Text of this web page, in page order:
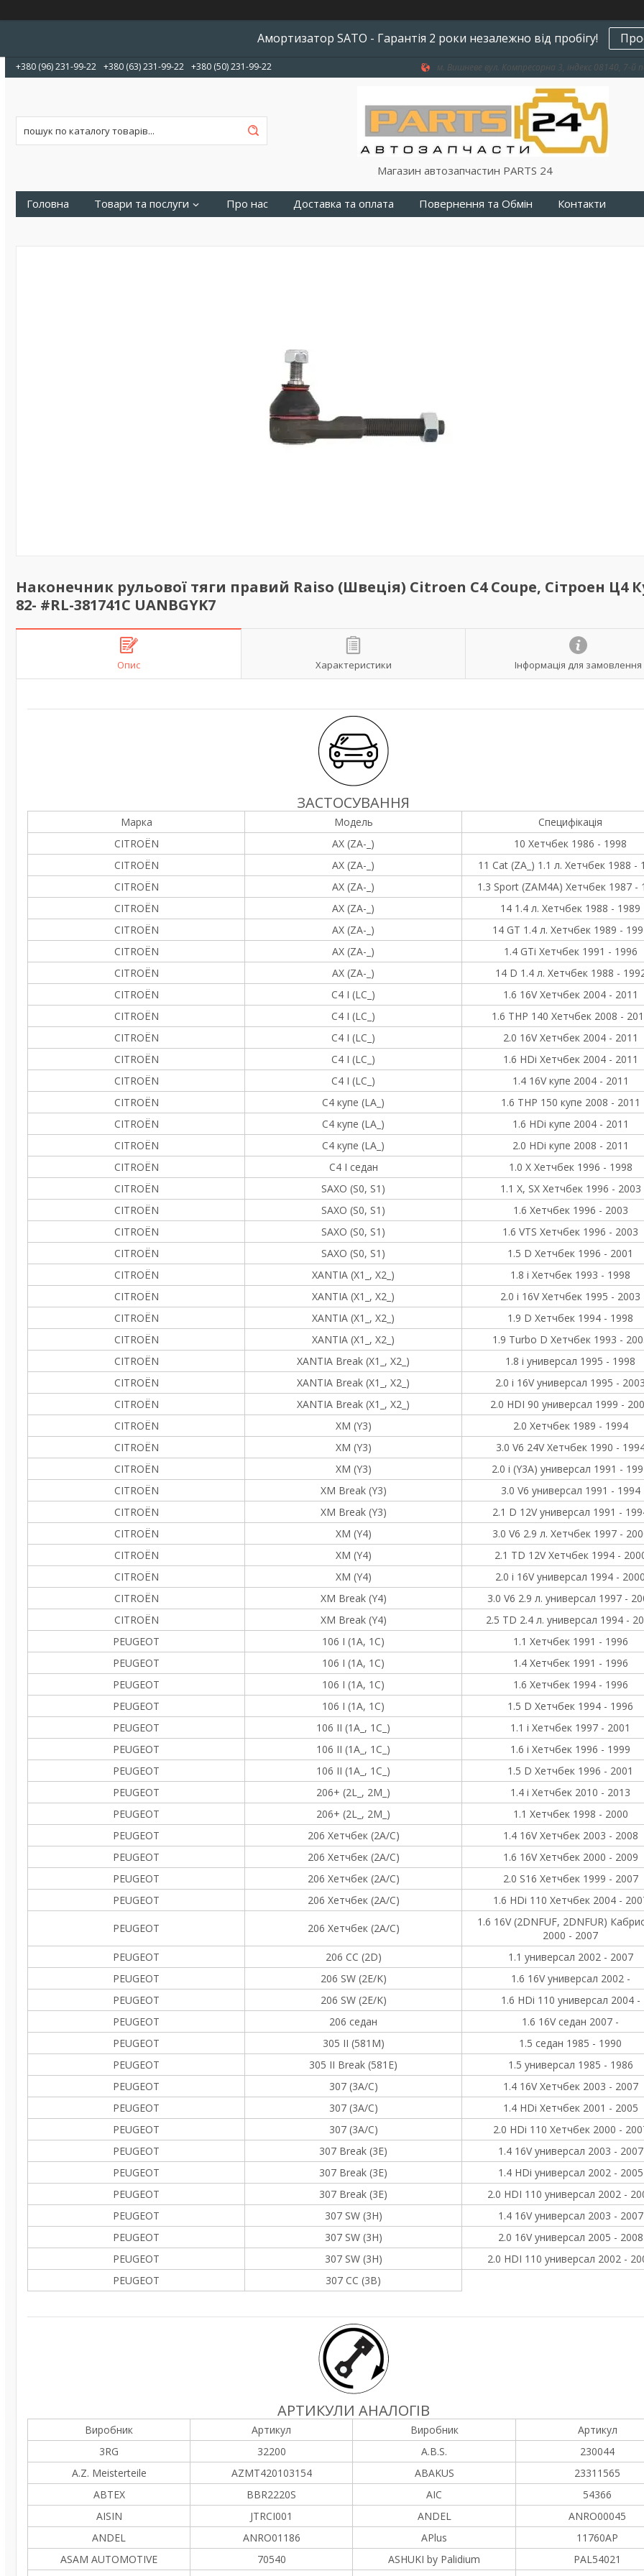
Амортизатор SATO - Гарантія 2 роки незалежно від пробігу!
+380 (96) 231-99-22 +380 (63) 231-99-22 +380 (50) 231-99-22 м. Вишневе вул. Компресорна 3, індекс 08140, 7-й
Магазин автозапчастин PARTS 24
Головна Товари та послуги Про нас Доставка та оплата Повернення та Обмін Контакти
Наконечник рульової тяги правий Raiso (Швеція) Citroen C4 Coupe, Сітроен Ц4
82- #RL-381741C UANBGYK7
Опис Характеристики Інформація для замовлення
ЗАСТОСУВАННЯ
Марка Модель
Специфікація
CITROËN
AX (ZA-_)
10 Хетчбек 1986 - 1998
CITROËN
AX (ZA-_)
11 Cat (ZA_) 1.1 л. Хетчбек 1988 -
CITROËN
AX (ZA-_)
1.3 Sport (ZAM4A) Хетчбек 1987 -
CITROËN
AX (ZA-_)
14 1.4 л. Хетчбек 1988 - 1989
CITROËN
AX (ZA-_)
14 GT 1.4 л. Хетчбек 1989 -
CITROËN
AX (ZA-_)
1.4 GTi Хетчбек 1991 - 1996
CITROËN
AX (ZA-_)
14 D 1.4 л. Хетчбек 1988 -
CITROËN
C4 I (LC_)
1.6 16V Хетчбек 2004 - 2011
CITROËN
C4 I (LC_)
1.6 THP 140 Хетчбек 2008 -
CITROËN
C4 I (LC_)
2.0 16V Хетчбек 2004 - 2011
CITROËN
C4 I (LC_)
1.6 HDi Хетчбек 2004 - 2011
CITROËN
C4 I (LC_)
1.4 16V купе 2004 - 2011
CITROËN
C4 купе (LA_)
1.6 THP 150 купе 2008 - 2011
CITROËN
C4 купе (LA_)
1.6 HDi купе 2004 - 2011
CITROËN
C4 купе (LA_)
2.0 HDi купе 2008 - 2011
CITROËN
C4 I седан
1.0 X Хетчбек 1996 - 1998
CITROËN
SAXO (S0, S1)
1.1 X, SX Хетчбек 1996 - 2003
CITROËN
SAXO (S0, S1)
1.6 Хетчбек 1996 - 2003
CITROËN
SAXO (S0, S1)
1.6 VTS Хетчбек 1996 - 2003
CITROËN
SAXO (S0, S1)
1.5 D Хетчбек 1996 - 2001
CITROËN
XANTIA (X1_, X2_)
1.8 i Хетчбек 1993 - 1998
CITROËN
XANTIA (X1_, X2_)
2.0 i 16V Хетчбек 1995 - 2003
CITROËN
XANTIA (X1_, X2_)
1.9 D Хетчбек 1994 - 1998
CITROËN
XANTIA (X1_, X2_)
1.9 Turbo D Хетчбек 1993 -
CITROËN
XANTIA Break (X1_, X2_)
1.8 i универсал 1995 - 1998
CITROËN
XANTIA Break (X1_, X2_)
2.0 i 16V универсал 1995 -
CITROËN
XANTIA Break (X1_, X2_)
2.0 HDI 90 универсал 1999 -
CITROËN
XM (Y3)
2.0 Хетчбек 1989 - 1994
CITROËN
XM (Y3)
3.0 V6 24V Хетчбек 1990 -
CITROËN
XM (Y3)
2.0 i (Y3A) универсал 1991 -
CITROËN
XM Break (Y3)
3.0 V6 универсал 1991 - 1994
CITROËN
XM Break (Y3)
2.1 D 12V универсал 1991 -
CITROËN
XM (Y4)
3.0 V6 2.9 л. Хетчбек 1997 -
CITROËN
XM (Y4)
2.1 TD 12V Хетчбек 1994 -
CITROËN
XM (Y4)
2.0 i 16V универсал 1994 -
CITROËN
XM Break (Y4)
3.0 V6 2.9 л. универсал 1997 -
CITROËN
XM Break (Y4)
2.5 TD 2.4 л. универсал 1994 -
PEUGEOT
106 I (1A, 1C)
1.1 Хетчбек 1991 - 1996
PEUGEOT
106 I (1A, 1C)
1.4 Хетчбек 1991 - 1996
PEUGEOT
106 I (1A, 1C)
1.6 Хетчбек 1994 - 1996
PEUGEOT
106 I (1A, 1C)
1.5 D Хетчбек 1994 - 1996
PEUGEOT
106 II (1A_, 1C_)
1.1 i Хетчбек 1997 - 2001
PEUGEOT
106 II (1A_, 1C_)
1.6 i Хетчбек 1996 - 1999
PEUGEOT
106 II (1A_, 1C_)
1.5 D Хетчбек 1996 - 2001
PEUGEOT
206+ (2L_, 2M_)
1.4 i Хетчбек 2010 - 2013
PEUGEOT
206+ (2L_, 2M_)
1.1 Хетчбек 1998 - 2000
PEUGEOT
206 Хетчбек (2A/C)
1.4 16V Хетчбек 2003 - 2008
PEUGEOT
206 Хетчбек (2A/C)
1.6 16V Хетчбек 2000 - 2009
PEUGEOT
206 Хетчбек (2A/C)
2.0 S16 Хетчбек 1999 - 2007
PEUGEOT
206 Хетчбек (2A/C) 1.6 HDi 110 Хетчбек 2004 -
PEUGEOT 206 Хетчбек (2A/C)
1.6 16V (2DNFUF, 2DNFUR)
2000 - 2007
PEUGEOT
206 CC (2D)
1.1 универсал 2002 - 2007
PEUGEOT
206 SW (2E/K)
1.6 16V универсал 2002 -
PEUGEOT
206 SW (2E/K)
1.6 HDi 110 универсал 2004 -
PEUGEOT
206 седан
1.6 16V седан 2007 -
PEUGEOT
305 II (581M)
1.5 седан 1985 - 1990
PEUGEOT
305 II Break (581E)
1.5 универсал 1985 - 1986
PEUGEOT
307 (3A/C)
1.4 16V Хетчбек 2003 - 2007
PEUGEOT
307 (3A/C)
1.4 HDi Хетчбек 2001 - 2005
PEUGEOT
307 (3A/C)
2.0 HDi 110 Хетчбек 2000 -
PEUGEOT
307 Break (3E)
1.4 16V универсал 2003 - 2007
PEUGEOT
307 Break (3E)
1.4 HDi универсал 2002 - 2005
PEUGEOT
307 Break (3E)
2.0 HDI 110 универсал 2002 -
PEUGEOT
307 SW (3H)
1.4 16V универсал 2003 - 2007
PEUGEOT
307 SW (3H)
2.0 16V универсал 2005 - 2008
PEUGEOT
307 SW (3H)
2.0 HDI 110 универсал 2002 -
PEUGEOT
307 CC (3B)
АРТИКУЛИ АНАЛОГІВ
Виробник Артикул Виробник
Артикул
3RG
32200 A.B.S.
230044
A.Z. Meisterteile
AZMT420103154 ABAKUS
23311565
ABTEX
BBR2220S AIC
54366
AISIN
JTRCI001 ANDEL
ANRO00045
ANDEL
ANRO01186 APlus
11760AP
ASAM AUTOMOTIVE
70540 ASHUKI by Palidium
PAL54021